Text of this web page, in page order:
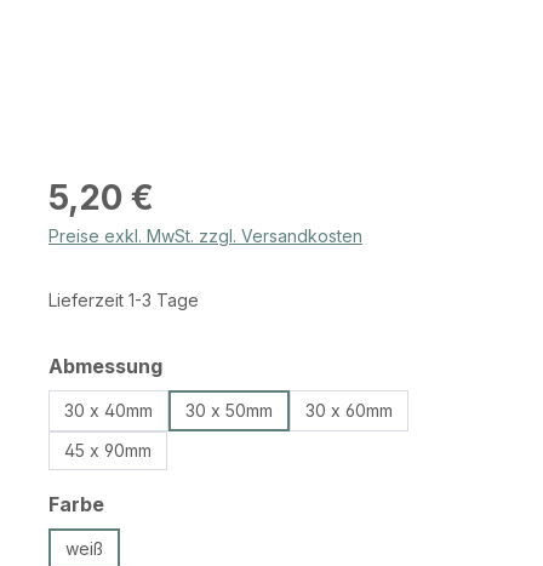
Regulärer Preis:
5,20 €
Preise exkl. MwSt. zzgl. Versandkosten
Lieferzeit 1-3 Tage
Abmessungauswählen
30 x 40mm 30 x 50mm
30 x 60mm
45 x 90mm
Farbeauswählen
weiß